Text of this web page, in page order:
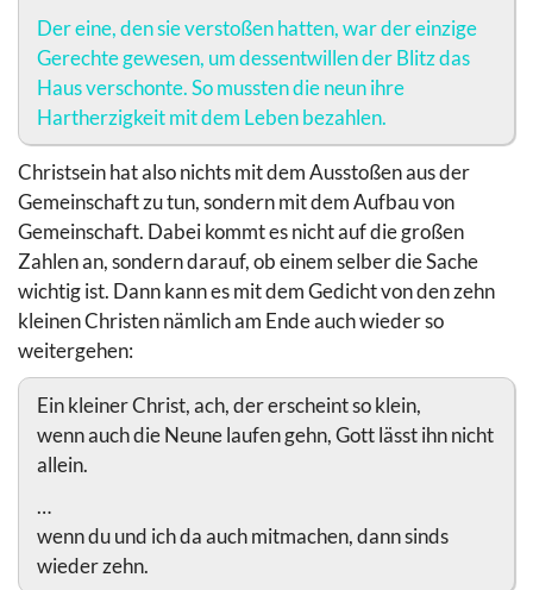
Der eine, den sie verstoßen hatten, war der einzige
Gerechte gewesen, um dessentwillen der Blitz das
Haus verschonte. So mussten die neun ihre
Hartherzigkeit mit dem Leben bezahlen.
Christsein hat also nichts mit dem Ausstoßen aus der
Gemeinschaft zu tun, sondern mit dem Aufbau von
Gemeinschaft. Dabei kommt es nicht auf die großen
Zahlen an, sondern darauf, ob einem selber die Sache
wichtig ist. Dann kann es mit dem Gedicht von den zehn
kleinen Christen nämlich am Ende auch wieder so
weitergehen:
Ein kleiner Christ, ach, der erscheint so klein,
wenn auch die Neune laufen gehn, Gott lässt ihn nicht
allein.
…
wenn du und ich da auch mitmachen, dann sinds
wieder zehn.